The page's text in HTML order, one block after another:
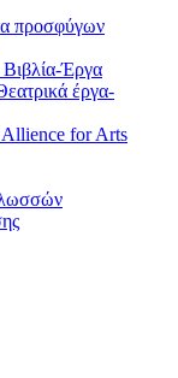
προσφύγων
Έργα
έργα-
Allience for Arts